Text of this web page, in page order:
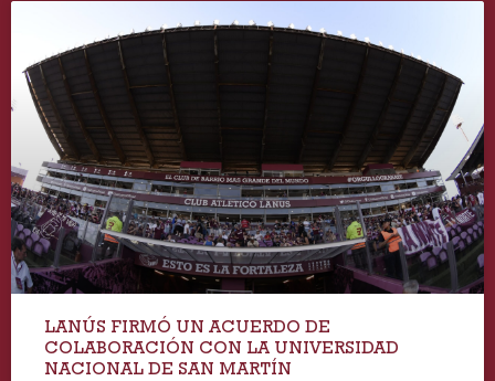
LANÚS FIRMÓ UN ACUERDO DE
COLABORACIÓN CON LA UNIVERSIDAD
NACIONAL DE SAN MARTÍN